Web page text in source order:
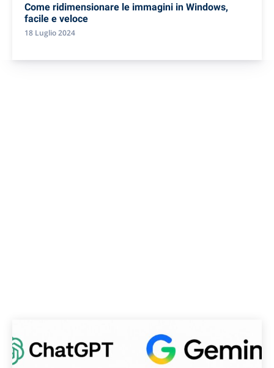
Come ridimensionare le immagini in Windows,
facile e veloce
18 Luglio 2024